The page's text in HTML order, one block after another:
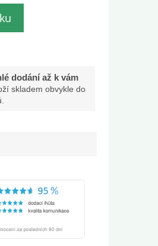
dodání až k vám
skladem obvykle do